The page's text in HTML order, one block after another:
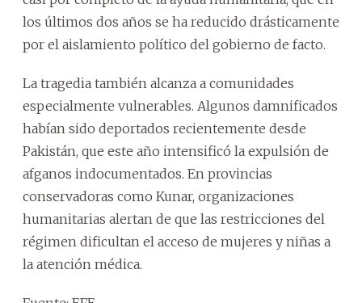
los últimos dos años se ha reducido drásticamente
por el aislamiento político del gobierno de facto.
La tragedia también alcanza a comunidades
especialmente vulnerables. Algunos damnificados
habían sido deportados recientemente desde
Pakistán, que este año intensificó la expulsión de
afganos indocumentados. En provincias
conservadoras como Kunar, organizaciones
humanitarias alertan de que las restricciones del
régimen dificultan el acceso de mujeres y niñas a
la atención médica.